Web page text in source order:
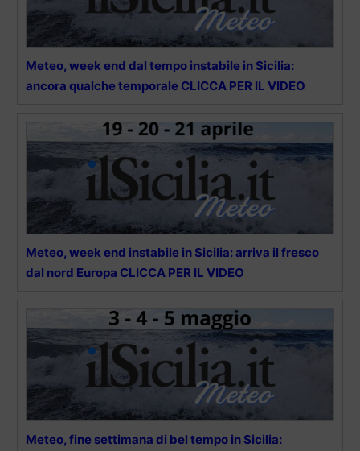
Meteo, week end dal tempo instabile in Sicilia:
ancora qualche temporale CLICCA PER IL VIDEO
Meteo, week end instabile in Sicilia: arriva il fresco
dal nord Europa CLICCA PER IL VIDEO
Meteo, fine settimana di bel tempo in Sicilia: